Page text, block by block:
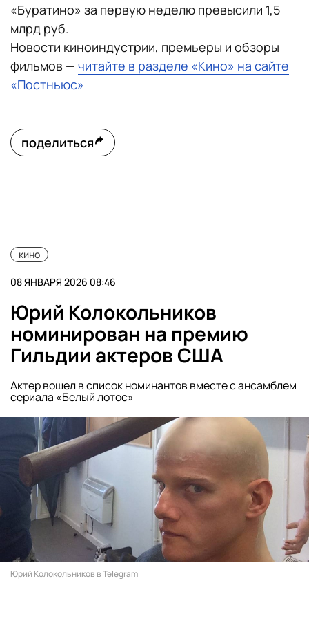
«Буратино» за первую неделю превысили 1,5
млрд руб.
Новости киноиндустрии, премьеры и обзоры
фильмов — читайте в разделе «Кино» на сайте
«Постньюс»
поделиться
кино
08 ЯНВАРЯ 2026 08:46
Юрий Колокольников
номинирован на премию
Гильдии актеров США
Актер вошел в список номинантов вместе с ансамблем
сериала «Белый лотос»
Юрий Колокольников в Telegram